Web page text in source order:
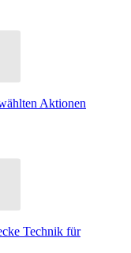
Aktionen
Technik für